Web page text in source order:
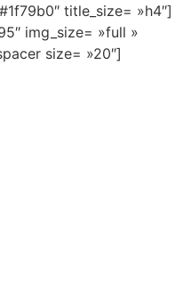
title_size= »h4″]
img_size= »full »
size= »20″]